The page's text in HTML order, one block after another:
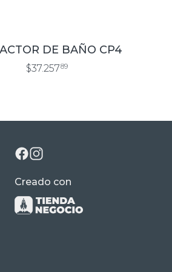
DE BAÑO CP4
$37.25789
Creado con